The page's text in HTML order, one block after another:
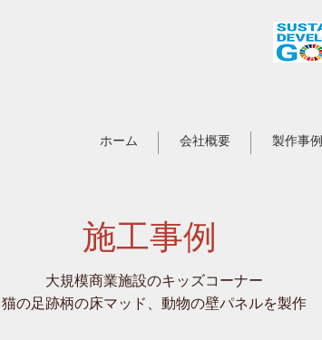
施工事例
大規模商業施設のキッズコーナー
​猫の足跡柄の床マッド、動物の壁パネルを製作
ホーム 会社概要 製作事例